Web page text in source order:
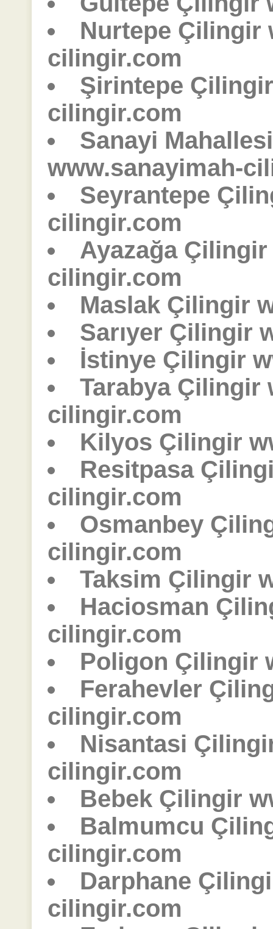
Nurtepe Çilingir
cilingir.com
Şirintepe
cilingir.com
Sanayi
www.sanayimah-
Seyrantepe
cilingir.com
Ayazağa
cilingir.com
Maslak Çilingir
Sarıyer Çilingir
İstinye Çilingir
Tarabya Çilingir
cilingir.com
Kilyos Çilingir
Resitpasa
cilingir.com
Osmanbey
cilingir.com
Taksim Çilingir
Haciosman
cilingir.com
Poligon Çilingir
Ferahevler
cilingir.com
Nisantasi
cilingir.com
Bebek Çilingir
Balmumcu
cilingir.com
Darphane
cilingir.com